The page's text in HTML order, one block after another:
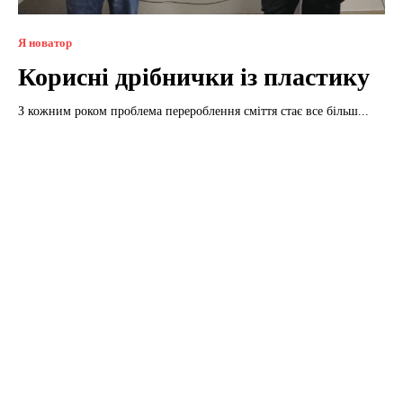
Я новатор
Корисні дрібнички із пластику
З кожним роком проблема перероблення сміття стає все більш...